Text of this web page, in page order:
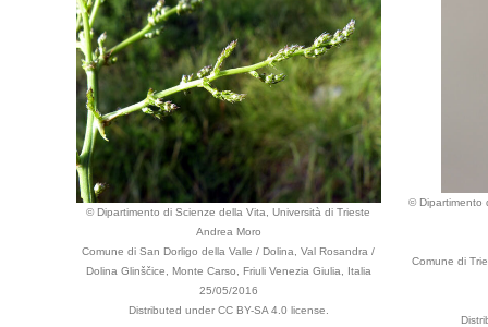
© Dipartimento di Scienze della Vita, Università di Trieste
Andrea Moro
Comune di San Dorligo della Valle / Dolina, Val Rosandra /
Dolina Glinščice, Monte Carso, Friuli Venezia Giulia, Italia
25/05/2016
Distributed under CC BY-SA 4.0 license.
© Dipartimento
Comune di